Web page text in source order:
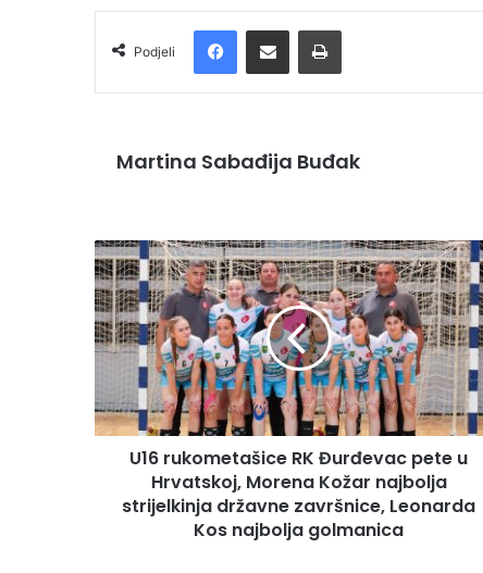
Podjeli
Martina Sabađija Buđak
U16 rukometašice RK Đurđevac pete u
Hrvatskoj, Morena Kožar najbolja
strijelkinja državne završnice, Leonarda
Kos najbolja golmanica